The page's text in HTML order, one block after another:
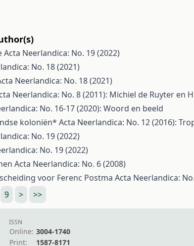
Acta Neerlandica: No. 19 (2022)
No. 18 (2021)
Neerlandica: No. 18 (2021)
Neerlandica: No. 8 (2011): Michiel de Ruyter en
No. 16-17 (2020): Woord en beeld
koloniën* Acta Neerlandica: No. 12 (2016):
No. 19 (2022)
No. 19 (2022)
Acta Neerlandica: No. 6 (2008)
voor Ferenc Postma Acta Neerlandica:
9 > >>
ISSN
Online: 3004-1740
Print:
1587-8171